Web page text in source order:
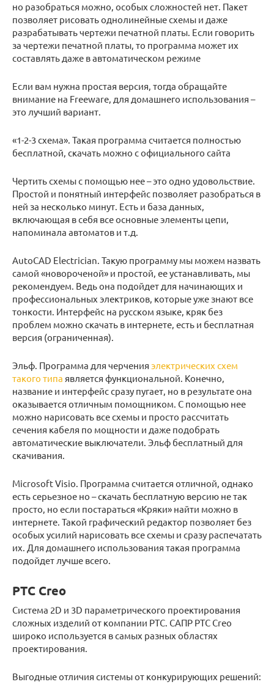
но разобраться можно, особых сложностей нет. Пакет
позволяет рисовать однолинейные схемы и даже
разрабатывать чертежи печатной платы. Если говорить
за чертежи печатной платы, то программа может их
составлять даже в автоматическом режиме
Если вам нужна простая версия, тогда обращайте
внимание на Freeware, для домашнего использования –
это лучший вариант.
«1-2-3 схема». Такая программа считается полностью
бесплатной, скачать можно с официального сайта
Чертить схемы с помощью нее – это одно удовольствие.
Простой и понятный интерфейс позволяет разобраться в
ней за несколько минут. Есть и база данных,
включающая в себя все основные элементы цепи,
напоминала автоматов и т.д.
AutoCAD Electrician. Такую программу мы можем назвать
самой «новороченой» и простой, ее устанавливать, мы
рекомендуем. Ведь она подойдет для начинающих и
профессиональных электриков, которые уже знают все
тонкости. Интерфейс на русском языке, кряк без
проблем можно скачать в интернете, есть и бесплатная
версия (ограниченная).
Эльф. Программа для черчения электрических схем
такого типа является функциональной. Конечно,
название и интерфейс сразу пугает, но в результате она
оказывается отличным помощником. С помощью нее
можно нарисовать все схемы и просто рассчитать
сечения кабеля по мощности и даже подобрать
автоматические выключатели. Эльф бесплатный для
скачивания.
Microsoft Visio. Программа считается отличной, однако
есть серьезное но – скачать бесплатную версию не так
просто, но если постараться «Кряки» найти можно в
интернете. Такой графический редактор позволяет без
особых усилий нарисовать все схемы и сразу распечатать
их. Для домашнего использования такая программа
подойдет лучше всего.
PTC Creo
Система 2D и 3D параметрического проектирования
сложных изделий от компании PTC. САПР PTC Creo
широко используется в самых разных областях
проектирования.
Выгодные отличия системы от конкурирующих решений: